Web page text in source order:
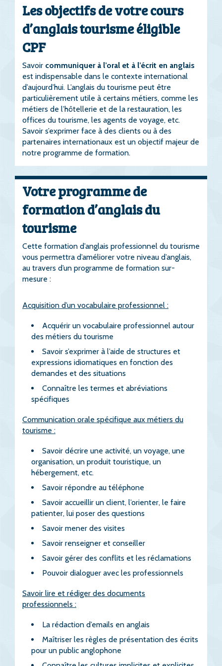
Les objectifs de votre cours
d’anglais tourisme éligible
CPF
Savoir communiquer à l’oral et à l’écrit en anglais
est indispensable dans le contexte international
d’aujourd’hui. L’anglais du tourisme peut être
particulièrement utile à certains métiers, comme les
métiers de l’hôtellerie et de la restauration, les
offices du tourisme, les agents de voyage, etc.
Savoir s’exprimer face à des clients ou à des
partenaires internationaux est un objectif majeur de
notre programme de formation.
Votre programme de
formation d’anglais du
tourisme
Cette formation d’anglais professionnel du tourisme
vous permettra d’améliorer votre niveau d’anglais,
au travers d’un programme de formation sur-
mesure :
Acquisition d’un vocabulaire professionnel :
Acquérir un vocabulaire professionnel autour
des métiers du tourisme
Savoir s’exprimer à l’aide de structures et
expressions idiomatiques en fonction des
demandes et des situations
Connaître les termes et abréviations
spécifiques
Communication orale spécifique aux métiers du
tourisme :
Savoir décrire une activité, un voyage, une
organisation, un produit touristique, un
hébergement, etc.
Savoir répondre au téléphone
Savoir accueillir un client, l’orienter, le faire
patienter, lui poser des questions
Savoir mener des visites
Savoir renseigner et conseiller
Savoir gérer des conflits et les réclamations
Pouvoir dialoguer avec les professionnels
Savoir lire et rédiger des documents
professionnels :
La rédaction d’emails en anglais
Maîtriser les règles de présentation des écrits
pour un public anglophone